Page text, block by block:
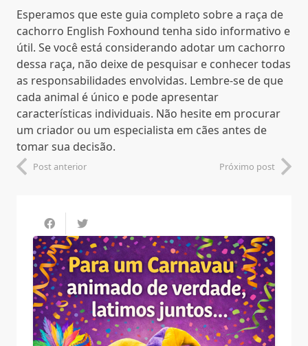
Esperamos que este guia completo sobre a raça de
cachorro English Foxhound tenha sido informativo e
útil. Se você está considerando adotar um cachorro
dessa raça, não deixe de pesquisar e conhecer todas
as responsabilidades envolvidas. Lembre-se de que
cada animal é único e pode apresentar
características individuais. Não hesite em procurar
um criador ou um especialista em cães antes de
tomar sua decisão.
Post anterior Próximo post